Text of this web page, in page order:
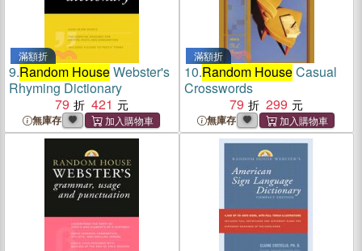
滿額折
9.Random HouseWebster's
Rhyming Dictionary
79
421
無庫存
滿額折
10.Random HouseCasual
Crosswords
79
299
無庫存